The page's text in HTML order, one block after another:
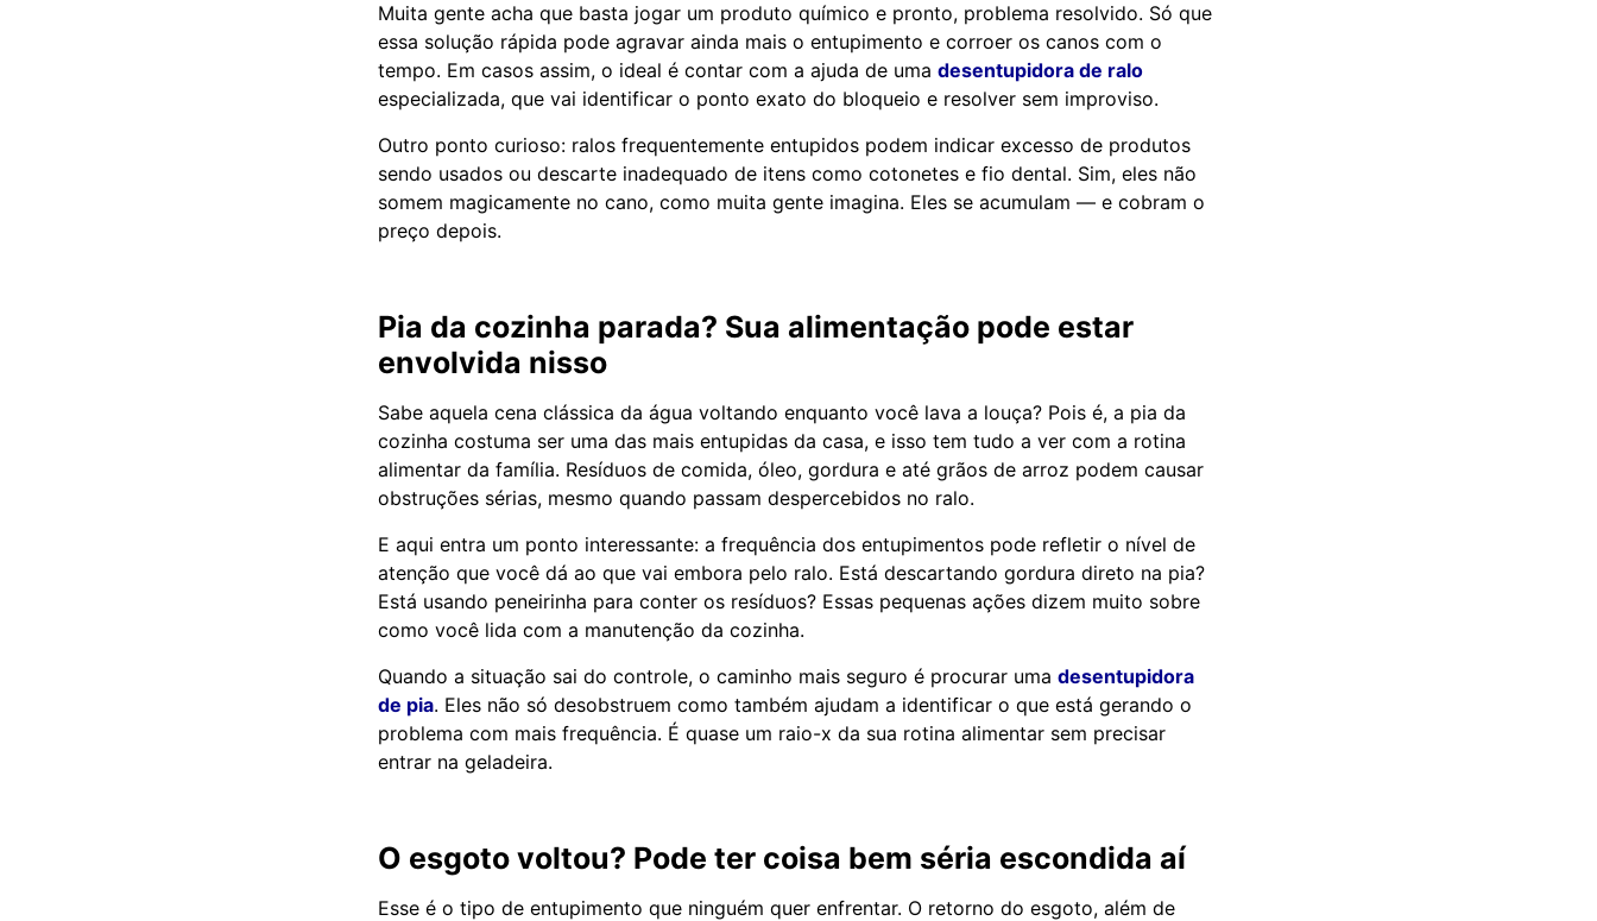
Muita gente acha que basta jogar um produto químico e pronto, problema resolvido. Só que
essa solução rápida pode agravar ainda mais o entupimento e corroer os canos com o
tempo. Em casos assim, o ideal é contar com a ajuda de uma desentupidora de ralo
especializada, que vai identificar o ponto exato do bloqueio e resolver sem improviso.
Outro ponto curioso: ralos frequentemente entupidos podem indicar excesso de produtos
sendo usados ou descarte inadequado de itens como cotonetes e fio dental. Sim, eles não
somem magicamente no cano, como muita gente imagina. Eles se acumulam — e cobram o
preço depois.
Pia da cozinha parada? Sua alimentação pode estar
envolvida nisso
Sabe aquela cena clássica da água voltando enquanto você lava a louça? Pois é, a pia da
cozinha costuma ser uma das mais entupidas da casa, e isso tem tudo a ver com a rotina
alimentar da família. Resíduos de comida, óleo, gordura e até grãos de arroz podem causar
obstruções sérias, mesmo quando passam despercebidos no ralo.
E aqui entra um ponto interessante: a frequência dos entupimentos pode refletir o nível de
atenção que você dá ao que vai embora pelo ralo. Está descartando gordura direto na pia?
Está usando peneirinha para conter os resíduos? Essas pequenas ações dizem muito sobre
como você lida com a manutenção da cozinha.
Quando a situação sai do controle, o caminho mais seguro é procurar uma desentupidora
de pia. Eles não só desobstruem como também ajudam a identificar o que está gerando o
problema com mais frequência. É quase um raio-x da sua rotina alimentar sem precisar
entrar na geladeira.
O esgoto voltou? Pode ter coisa bem séria escondida aí
Esse é o tipo de entupimento que ninguém quer enfrentar. O retorno do esgoto, além de